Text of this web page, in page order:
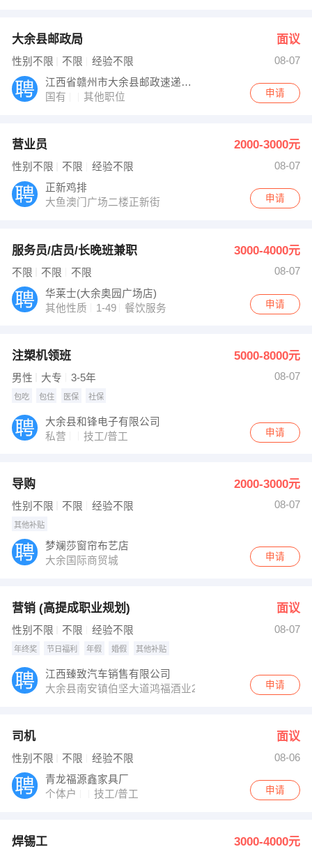
大余县邮政局 面议
性别不限 不限 经验不限
08-07
江西省赣州市大余县邮政速递物流有限公司
国有
其他职位 申请
营业员 2000-3000元
性别不限 不限 经验不限
08-07
正新鸡排
大鱼澳门广场二楼正新街
申请
服务员/店员/长晚班兼职 3000-4000元
不限 不限 不限
08-07
华莱士(大余奥园广场店)
其他性质
1-49 餐饮服务 申请
注槊机领班 5000-8000元
男性 大专 3-5年 08-07
包吃 包住 医保 社保
大余县和锋电子有限公司
私营
技工/普工 申请
导购 2000-3000元
性别不限 不限 经验不限 08-07
其他补贴
梦斓莎窗帘布艺店
大余国际商贸城
申请
营销 (高提成职业规划) 面议
性别不限 不限 经验不限 08-07
年终奖 节日福利 年假 婚假 其他补贴
江西臻致汽车销售有限公司
大余县南安镇伯坚大道鸿福酒业2楼
申请
司机 面议
性别不限 不限 经验不限
08-06
青龙福源鑫家具厂
个体户
技工/普工 申请
焊锡工 3000-4000元